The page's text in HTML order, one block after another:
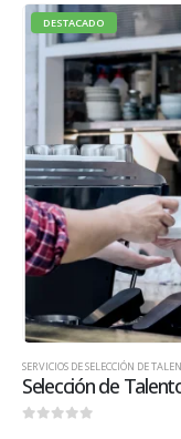
DESTACADO
SERVICIOS DE SELECCIÓN DE
Selección de